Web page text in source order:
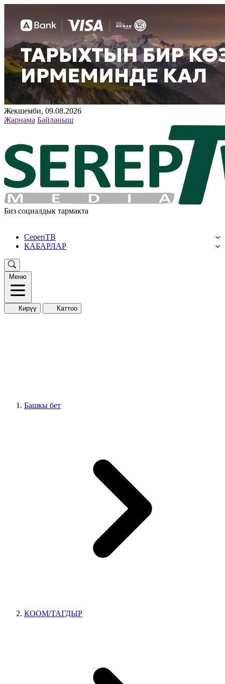
Жекшемби, 09.08.2026
Жарнама Байланыш
Биз социалдык тармакта
СерепТВ
КАБАРЛАР
Меню
Кирүү Каттоо
Башкы бет
КООМ/ТАГДЫР